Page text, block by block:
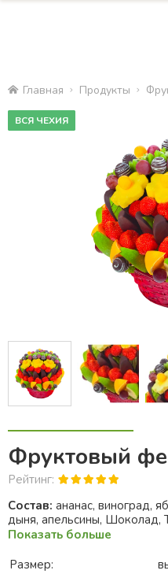
Главная Продукты
ВСЯ ЧЕХИЯ
Фруктовый
Рейтинг:
Состав: ананас, виноград,
дыня, апельсины, Шоколад,
Показать больше
Размер: